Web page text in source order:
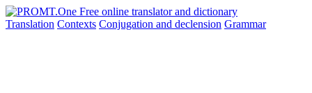
Translation Contexts Conjugation and declension Grammar